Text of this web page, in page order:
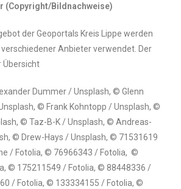
(Copyright/Bildnachweise)
der Geoportals Kreis Lippe werden
verschiedener Anbieter verwendet. Der
Übersicht
Dummer / Unsplash, © Glenn
© Frank Kohntopp / Unsplash, ©
© Taz-B-K / Unsplash, © Andreas-
© Drew-Hays / Unsplash, © 71531619
/ Fotolia, © 76966343 / Fotolia, ©
© 175211549 / Fotolia, © 88448336 /
/ Fotolia, © 133334155 / Fotolia, ©